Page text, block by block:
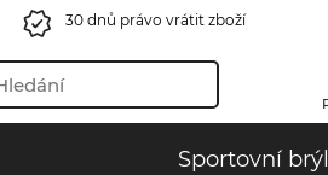
30 dnů právo vrátit zboží
Sportovní